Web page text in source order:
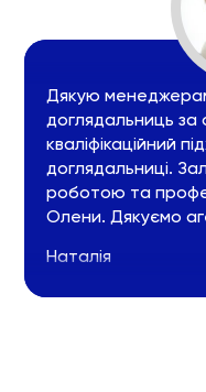
Дякую менеджерам
доглядальниць за
кваліфікаційний
доглядальниці.
роботою та
Олени. Дякуємо
Наталія